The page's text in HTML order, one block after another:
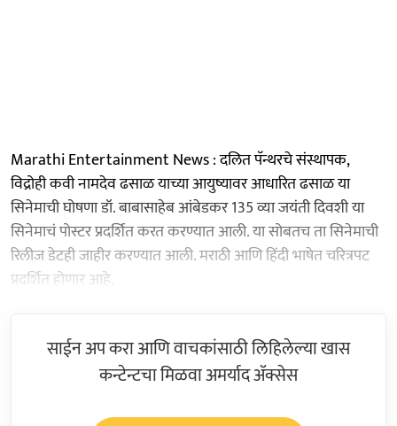
Marathi Entertainment News : दलित पॅन्थरचे संस्थापक,
विद्रोही कवी नामदेव ढसाळ याच्या आयुष्यावर आधारित ढसाळ या
सिनेमाची घोषणा डॉ. बाबासाहेब आंबेडकर 135 व्या जयंती दिवशी या
सिनेमाचं पोस्टर प्रदर्शित करत करण्यात आली. या सोबतच ता सिनेमाची
रिलीज डेटही जाहीर करण्यात आली. मराठी आणि हिंदी भाषेत चरित्रपट
प्रदर्शित होणार आहे.
साईन अप करा आणि वाचकांसाठी लिहिलेल्या खास
कन्टेन्टचा मिळवा अमर्याद ॲक्सेस